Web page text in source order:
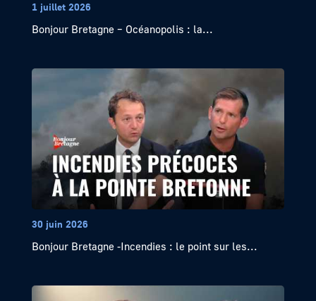
1 juillet 2026
Bonjour Bretagne – Océanopolis : la...
30 juin 2026
Bonjour Bretagne -Incendies : le point sur les...